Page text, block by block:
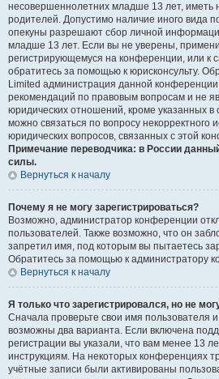
несовершеннолетних младше 13 лет, иметь
родителей. Допустимо наличие иного вида
опекуны разрешают сбор личной
младше 13 лет. Если вы не уверены,
регистрирующемуся на конференции, или к
обратитесь за помощью к юрисконсульту.
Limited администрация данной
рекомендаций по правовым вопросам и не
юридических отношений, кроме указанных в
можно связаться по вопросу некорректного
юридических вопросов, связанных с этой
Примечание переводчика: в России
силы.
Вернуться к началу
Почему я не могу зарегистрироваться?
Возможно, администратор конференции
пользователей. Также возможно, что он
запретил имя, под которым вы пытаетесь
Обратитесь за помощью к администратору
Вернуться к началу
Я только что зарегистрировался, но не
Сначала проверьте свои имя пользователя
возможны два варианта. Если включена
регистрации вы указали, что вам менее 13
инструкциям. На некоторых конференциях
учётные записи были активированы